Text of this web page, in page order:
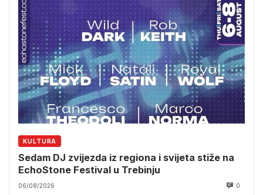
KULTURA
Sedam DJ zvijezda iz regiona i svijeta stiže na
EchoStone Festival u Trebinju
06/08/2026 0